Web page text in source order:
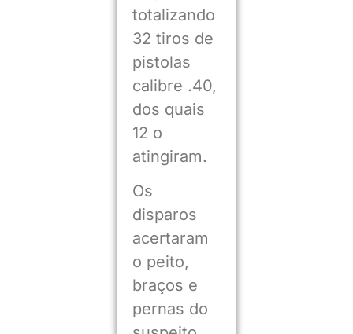
totalizando
32 tiros de
pistolas
calibre .40,
dos quais
12 o
atingiram.
Os
disparos
acertaram
o peito,
braços e
pernas do